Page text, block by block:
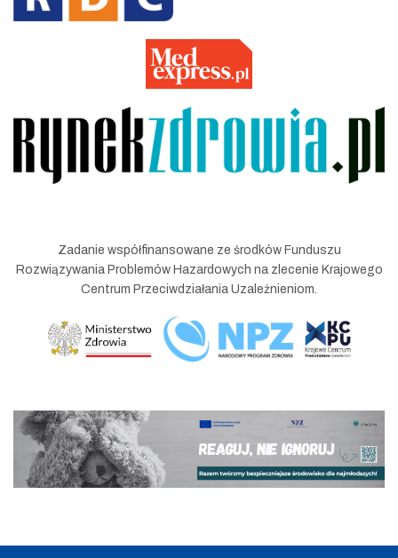
Zadanie współfinansowane ze środków Funduszu
Rozwiązywania Problemów Hazardowych na zlecenie Krajowego
Centrum Przeciwdziałania Uzależnieniom.